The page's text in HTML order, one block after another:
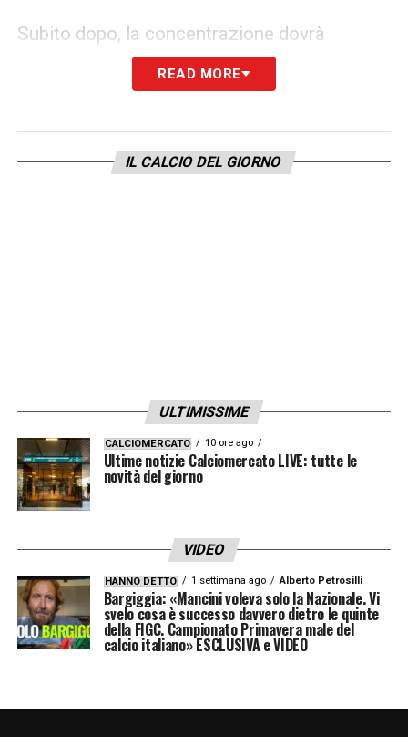
Subito dopo, la concentrazione dovrà
spostarsi sull’Europa per ildelicato playoff
di Champions League contro il Galatasaray
che determinerà il prosieguo del cammino
internazionale dellaVecchia Signora
Luciano Spalletti.
A bordo campo, a fare quadrato attorno
all’allenatore e ai giocatori, era presente
l’intero stato maggiore del club al gran
Damien Comolli
Technical DirectorFrançois Modesto
Director of Football StrategyGiorgio
Chiellini.
READ MORE
IL CALCIO DEL GIORNO
ULTIMISSIME
CALCIOMERCATO 10 ore ago
Ultime notizie Calciomercato LIVE: tutte le
novità del giorno
VIDEO
HANNO DETTO 1 settimana ago Alberto Petrosilli
Bargiggia: «Mancini voleva solo la Nazionale. Vi
svelo cosa è successo davvero dietro le quinte
della FIGC. Campionato Primavera male del
calcio italiano» ESCLUSIVA e VIDEO